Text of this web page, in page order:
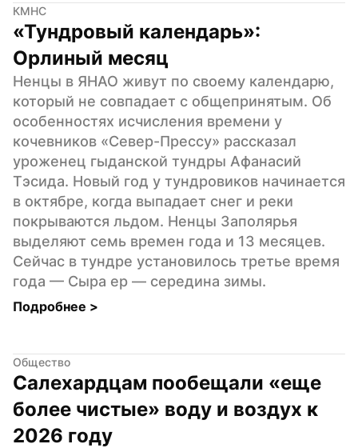
КМНС
«Тундровый календарь»:
Орлиный месяц
Ненцы в ЯНАО живут по своему календарю,
который не совпадает с общепринятым. Об
особенностях исчисления времени у
кочевников «Север-Прессу» рассказал
уроженец гыданской тундры Афанасий
Тэсида. Новый год у тундровиков начинается
в октябре, когда выпадает снег и реки
покрываются льдом. Ненцы Заполярья
выделяют семь времен года и 13 месяцев.
Сейчас в тундре установилось третье время
года — Сыра ер — середина зимы.
Подробнее >
Общество
Салехардцам пообещали «еще
более чистые» воду и воздух к
2026 году